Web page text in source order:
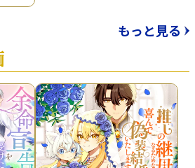
もっと見る